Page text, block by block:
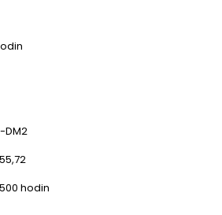
DM2
hodin